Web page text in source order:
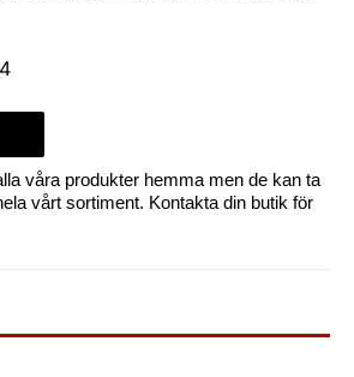
våra produkter hemma men de kan ta
vårt sortiment. Kontakta din butik för